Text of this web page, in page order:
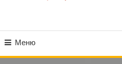
КСОЗ ПРИ
Меню